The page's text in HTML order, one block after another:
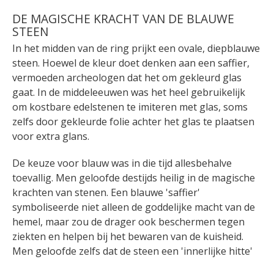
DE MAGISCHE KRACHT VAN DE BLAUWE
STEEN
In het midden van de ring prijkt een ovale, diepblauwe
steen. Hoewel de kleur doet denken aan een saffier,
vermoeden archeologen dat het om gekleurd glas
gaat. In de middeleeuwen was het heel gebruikelijk
om kostbare edelstenen te imiteren met glas, soms
zelfs door gekleurde folie achter het glas te plaatsen
voor extra glans.
De keuze voor blauw was in die tijd allesbehalve
toevallig. Men geloofde destijds heilig in de magische
krachten van stenen. Een blauwe 'saffier'
symboliseerde niet alleen de goddelijke macht van de
hemel, maar zou de drager ook beschermen tegen
ziekten en helpen bij het bewaren van de kuisheid.
Men geloofde zelfs dat de steen een 'innerlijke hitte'